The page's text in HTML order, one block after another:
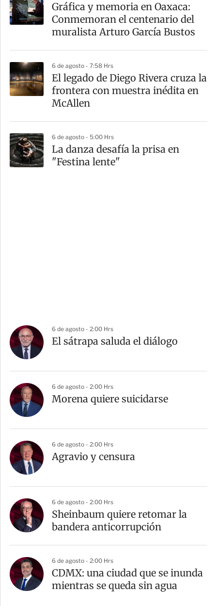
Gráfica y memoria en Oaxaca:
Conmemoran el centenario del
muralista Arturo García Bustos
6 de agosto - 7:58 Hrs
El legado de Diego Rivera cruza la
frontera con muestra inédita en
McAllen
6 de agosto - 5:00 Hrs
La danza desafía la prisa en
"Festina lente"
6 de agosto - 2:00 Hrs
El sátrapa saluda el diálogo
6 de agosto - 2:00 Hrs
Morena quiere suicidarse
6 de agosto - 2:00 Hrs
Agravio y censura
6 de agosto - 2:00 Hrs
Sheinbaum quiere retomar la
bandera anticorrupción
6 de agosto - 2:00 Hrs
CDMX: una ciudad que se inunda
mientras se queda sin agua